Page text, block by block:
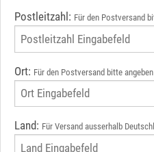
Postleitzahl: Für den Postversand
Ort: Für den Postversand bitte angeben
Land: Für Versand ausserhalb